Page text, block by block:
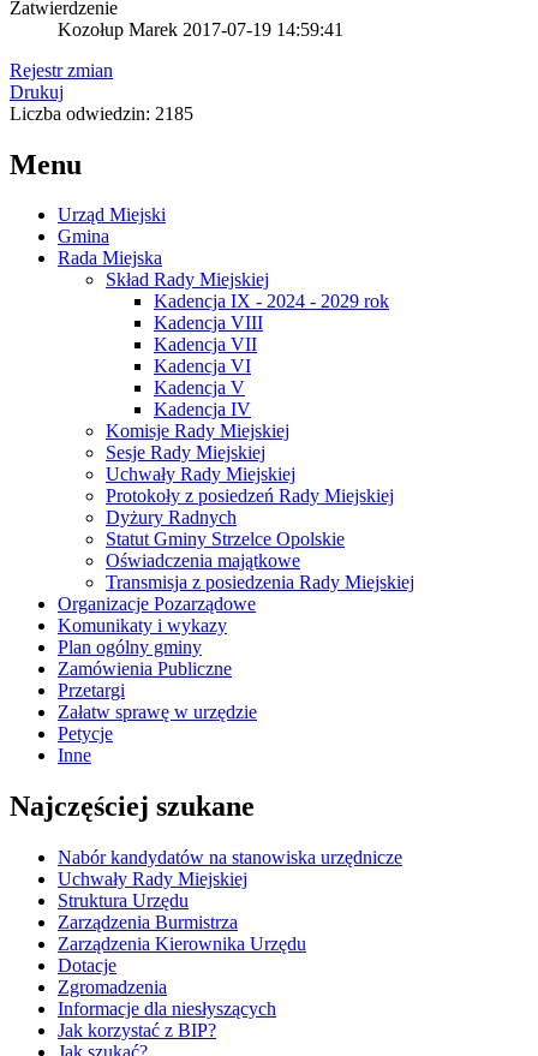
Zatwierdzenie
Kozołup Marek 2017-07-19 14:59:41
Rejestr zmian
Drukuj
Liczba odwiedzin: 2185
Menu
Urząd Miejski
Gmina
Rada Miejska
Skład Rady Miejskiej
Kadencja IX - 2024 - 2029 rok
Kadencja VIII
Kadencja VII
Kadencja VI
Kadencja V
Kadencja IV
Komisje Rady Miejskiej
Sesje Rady Miejskiej
Uchwały Rady Miejskiej
Protokoły z posiedzeń Rady Miejskiej
Dyżury Radnych
Statut Gminy Strzelce Opolskie
Oświadczenia majątkowe
Transmisja z posiedzenia Rady Miejskiej
Organizacje Pozarządowe
Komunikaty i wykazy
Plan ogólny gminy
Zamówienia Publiczne
Przetargi
Załatw sprawę w urzędzie
Petycje
Inne
Najczęściej szukane
Nabór kandydatów na stanowiska urzędnicze
Uchwały Rady Miejskiej
Struktura Urzędu
Zarządzenia Burmistrza
Zarządzenia Kierownika Urzędu
Dotacje
Zgromadzenia
Informacje dla niesłyszących
Jak korzystać z BIP?